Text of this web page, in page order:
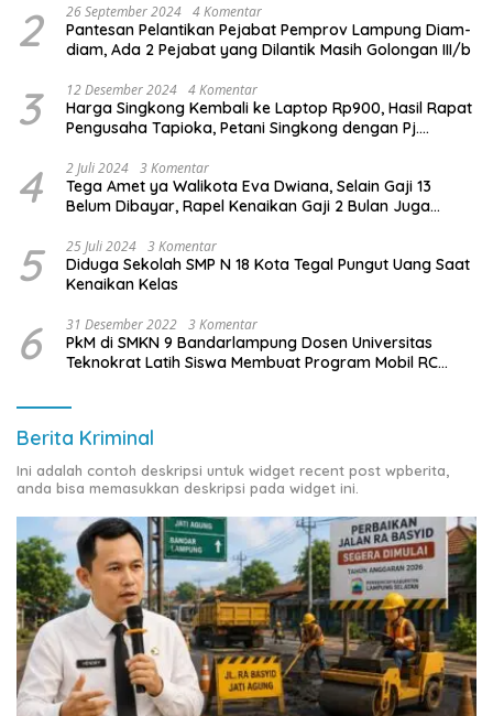
2 26 September 2024 4 Komentar
Pantesan Pelantikan Pejabat Pemprov Lampung Diam-
diam, Ada 2 Pejabat yang Dilantik Masih Golongan III/b
3 12 Desember 2024 4 Komentar
Harga Singkong Kembali ke Laptop Rp900, Hasil Rapat
Pengusaha Tapioka, Petani Singkong dengan Pj.
4 2 Juli 2024 3 Komentar
Tega Amet ya Walikota Eva Dwiana, Selain Gaji 13
Belum Dibayar, Rapel Kenaikan Gaji 2 Bulan Juga
5 25 Juli 2024 3 Komentar
Diduga Sekolah SMP N 18 Kota Tegal Pungut Uang Saat
Kenaikan Kelas
6 31 Desember 2022 3 Komentar
PkM di SMKN 9 Bandarlampung Dosen Universitas
Teknokrat Latih Siswa Membuat Program Mobil RC
Berita Kriminal
Ini adalah contoh deskripsi untuk widget recent post wpberita,
anda bisa memasukkan deskripsi pada widget ini.